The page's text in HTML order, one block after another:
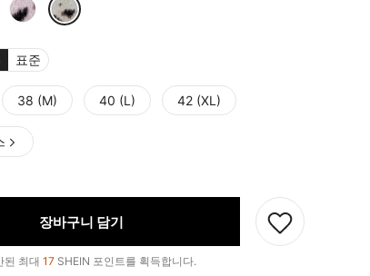
표준
38 (M) 40 (L) 42 (XL)
장바구니 담기
된 최대 17 SHEIN 포인트를 획득합니다.